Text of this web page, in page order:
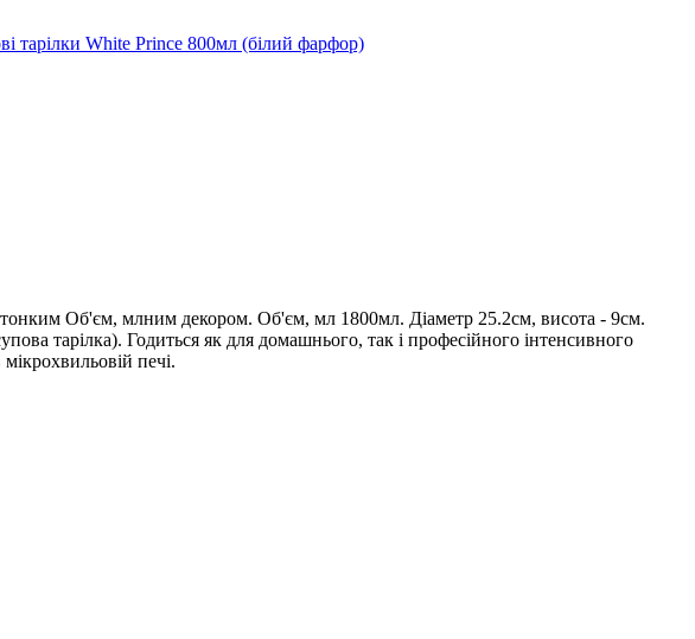
тонким Об'єм, млним декором. Об'єм, мл 1800мл. Діаметр 25.2см, висота - 9см.
тарілка). Годиться як для домашнього, так і професійного інтенсивного
печі.